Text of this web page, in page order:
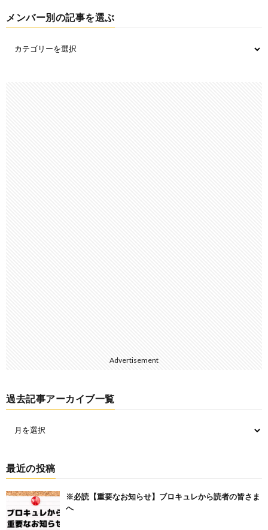
メンバー別の記事を選ぶ
Advertisement
過去記事アーカイブ一覧
最近の投稿
※必読【重要なお知らせ】ブロキュレから読者の皆さま
へ